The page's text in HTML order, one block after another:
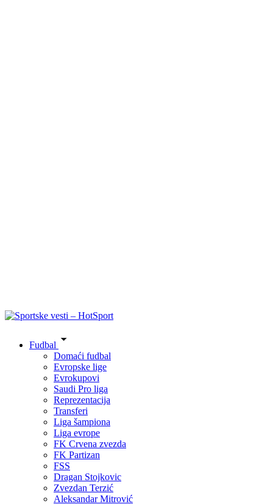
Fudbal
Domaći fudbal
Evropske lige
Evrokupovi
Saudi Pro liga
Reprezentacija
Transferi
Liga šampiona
Liga evrope
FK Crvena zvezda
FK Partizan
FSS
Dragan Stojkovic
Zvezdan Terzić
Aleksandar Mitrović